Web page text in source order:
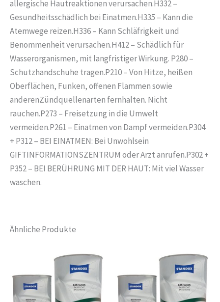
allergische Hautreaktionen verursachen.H332 –
Gesundheitsschädlich bei Einatmen.H335 – Kann die
Atemwege reizen.H336 – Kann Schläfrigkeit und
Benommenheit verursachen.H412 – Schädlich für
Wasserorganismen, mit langfristiger Wirkung. P280 –
Schutzhandschuhe tragen.P210 – Von Hitze, heißen
Oberflächen, Funken, offenen Flammen sowie
anderenZündquellenarten fernhalten. Nicht
rauchen.P273 – Freisetzung in die Umwelt
vermeiden.P261 – Einatmen von Dampf vermeiden.P304
+ P312 – BEI EINATMEN: Bei Unwohlsein
GIFTINFORMATIONSZENTRUM oder Arzt anrufen.P302 +
P352 – BEI BERÜHRUNG MIT DER HAUT: Mit viel Wasser
waschen.
Ähnliche Produkte